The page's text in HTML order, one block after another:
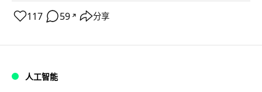
117 59 ↗ 分享
人工智能